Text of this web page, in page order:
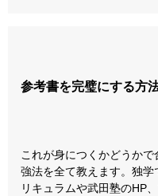
参考書を完璧にする方
これが身につくかどうか
強法を全て教えます。独
リキュラムや武田塾のHP